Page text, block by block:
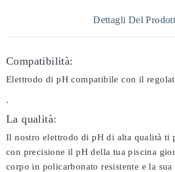
Dettagli Del
Compatibilità:
Elettrodo di pH compatibile con il
.
La qualità:
Il nostro elettrodo di pH di alta qualità ti
con precisione il pH della tua piscina
corpo in policarbonato resistente e la